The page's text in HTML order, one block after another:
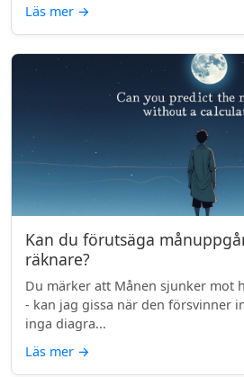
Läs mer →
Kan du förutsäga
räknare?
Du märker att Månen sjunker mot
- kan jag gissa när den försvinner
inga diagra...
Läs mer →